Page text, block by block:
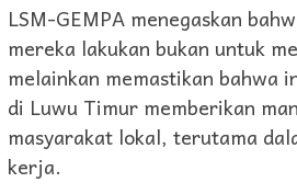
LSM-GEMPA menegaskan
mereka lakukan bukan untuk
melainkan memastikan bahwa
di Luwu Timur memberikan
masyarakat lokal, terutama
kerja.